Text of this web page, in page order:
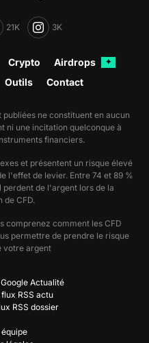
21K 3K
Crypto Airdrops ✦
Outils Contact
ne constituent en aucun
ni une incitation quelconque à
financiers.
et présentent un risque élevé
l'effet de levier. Entre 74 et 89 %
de l'argent lors de la
de CFD.
comprenez comment les CFD
permettre de prendre le risque
votre argent
Actualité
RSS actu
RSS dossier